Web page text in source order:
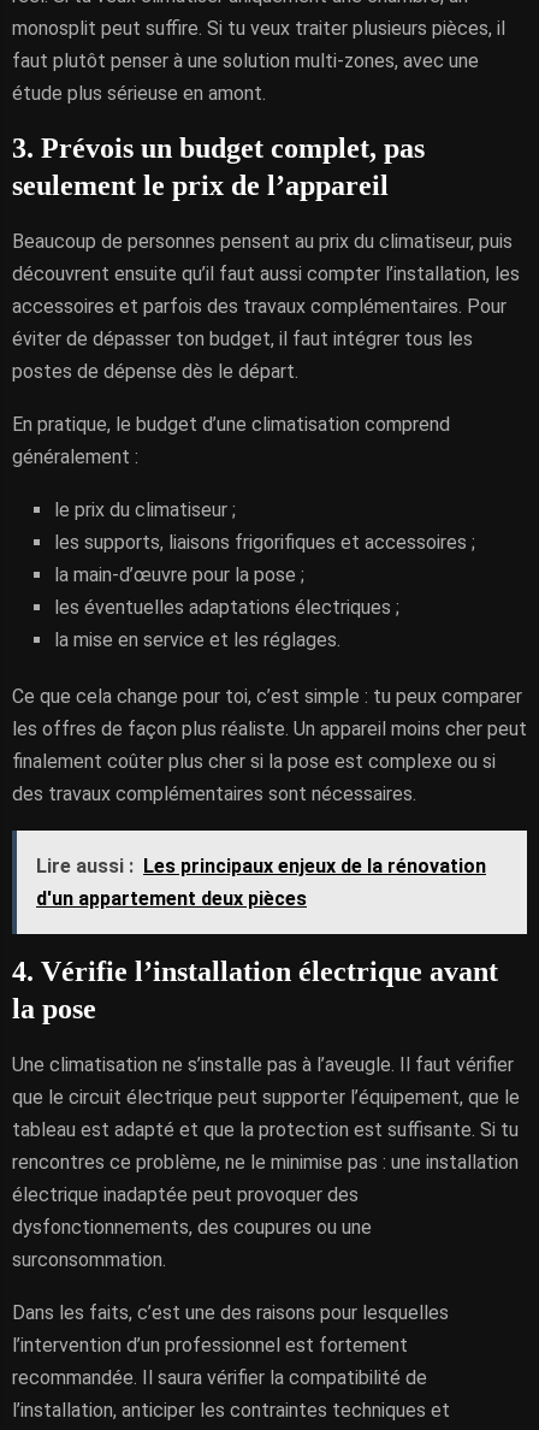
monosplit peut suffire. Si tu veux traiter plusieurs pièces, il
faut plutôt penser à une solution multi-zones, avec une
étude plus sérieuse en amont.
3. Prévois un budget complet, pas
seulement le prix de l’appareil
Beaucoup de personnes pensent au prix du climatiseur, puis
découvrent ensuite qu’il faut aussi compter l’installation, les
accessoires et parfois des travaux complémentaires. Pour
éviter de dépasser ton budget, il faut intégrer tous les
postes de dépense dès le départ.
En pratique, le budget d’une climatisation comprend
généralement :
le prix du climatiseur ;
les supports, liaisons frigorifiques et accessoires ;
la main-d’œuvre pour la pose ;
les éventuelles adaptations électriques ;
la mise en service et les réglages.
Ce que cela change pour toi, c’est simple : tu peux comparer
les offres de façon plus réaliste. Un appareil moins cher peut
finalement coûter plus cher si la pose est complexe ou si
des travaux complémentaires sont nécessaires.
Lire aussi : Les principaux enjeux de la rénovation
d'un appartement deux pièces
4. Vérifie l’installation électrique avant
la pose
Une climatisation ne s’installe pas à l’aveugle. Il faut vérifier
que le circuit électrique peut supporter l’équipement, que le
tableau est adapté et que la protection est suffisante. Si tu
rencontres ce problème, ne le minimise pas : une installation
électrique inadaptée peut provoquer des
dysfonctionnements, des coupures ou une
surconsommation.
Dans les faits, c’est une des raisons pour lesquelles
l’intervention d’un professionnel est fortement
recommandée. Il saura vérifier la compatibilité de
l’installation, anticiper les contraintes techniques et